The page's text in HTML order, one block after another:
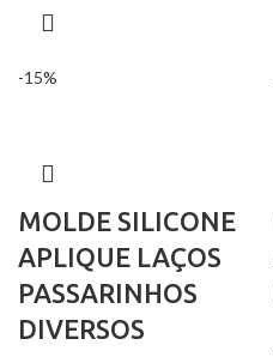
-15%
MOLDE SILICONE
APLIQUE LAÇOS
PASSARINHOS
DIVERSOS